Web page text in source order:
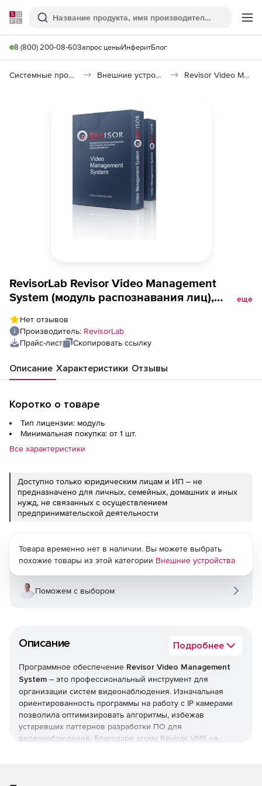
Softline
Поиск
8 (800) 200-08-60Запрос ценыИнферитБлог
Системные программы Внешние устройства Revisor Video Management System
RevisorLab Revisor Video Management
System (модуль распознавания лиц),
компьютер
еще
Нет отзывов
Производитель: RevisorLab
Прайс-лист
Скопировать ссылку
Описание Характеристики Отзывы
Коротко о товаре
Тип лицензии: модуль
Минимальная покупка: от 1 шт.
Все характеристики
Доступно только юридическим лицам и ИП – не
предназначено для личных, семейных, домашних и иных
нужд, не связанных с осуществлением
предпринимательской деятельности
Описание Подробнее
Программное обеспечение Revisor Video Management
System – это профессиональный инструмент для
организации систем видеонаблюдения. Изначальная
ориентированность программы на работу с IP камерами
позволила оптимизировать алгоритмы, избежав
устаревших паттернов разработки ПО для
видеонаблюдения. Благодаря этому Revisor VMS не
Товара временно нет в наличии. Вы можете выбрать
похожие товары из этой категории Внешние устройства
Поможем с выбором